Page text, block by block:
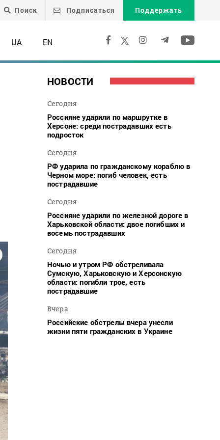
Поиск Подписаться Поддержать
UA EN
НОВОСТИ
Сегодня
Россияне ударили по маршрутке в
Херсоне: среди пострадавших есть
подросток
Сегодня
РФ ударила по гражданскому кораблю в
Черном море: погиб человек, есть
пострадавшие
Сегодня
Россияне ударили по железной дороге в
Харьковской области: двое погибших и
восемь пострадавших
Сегодня
Ночью и утром РФ обстреливала
Сумскую, Харьковскую и Херсонскую
области: погибли трое, есть
пострадавшие
Вчера
Российские обстрелы вчера унесли
жизни пяти гражданских в Украине